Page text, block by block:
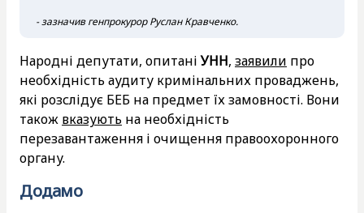
- зазначив генпрокурор Руслан Кравченко.
Народні депутати, опитаніУНН, заявили про
необхідність аудиту кримінальних проваджень,
які розслідує БЕБ на предмет їх замовності. Вони
також вказують на необхідність
перезавантаження і очищення правоохоронного
органу.
Додамо